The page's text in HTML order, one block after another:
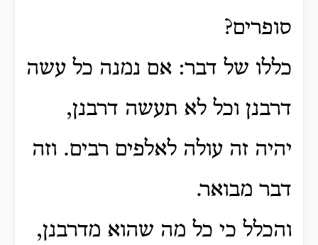
סופרים?
כללו של דבר: אם נמנה כל עשה
דרבנן וכל לא תעשה דרבנן,
יהיה זה עולה לאלפים רבים. וזה
דבר מבואר.
והכלל כי כל מה שהוא מדרבנן,